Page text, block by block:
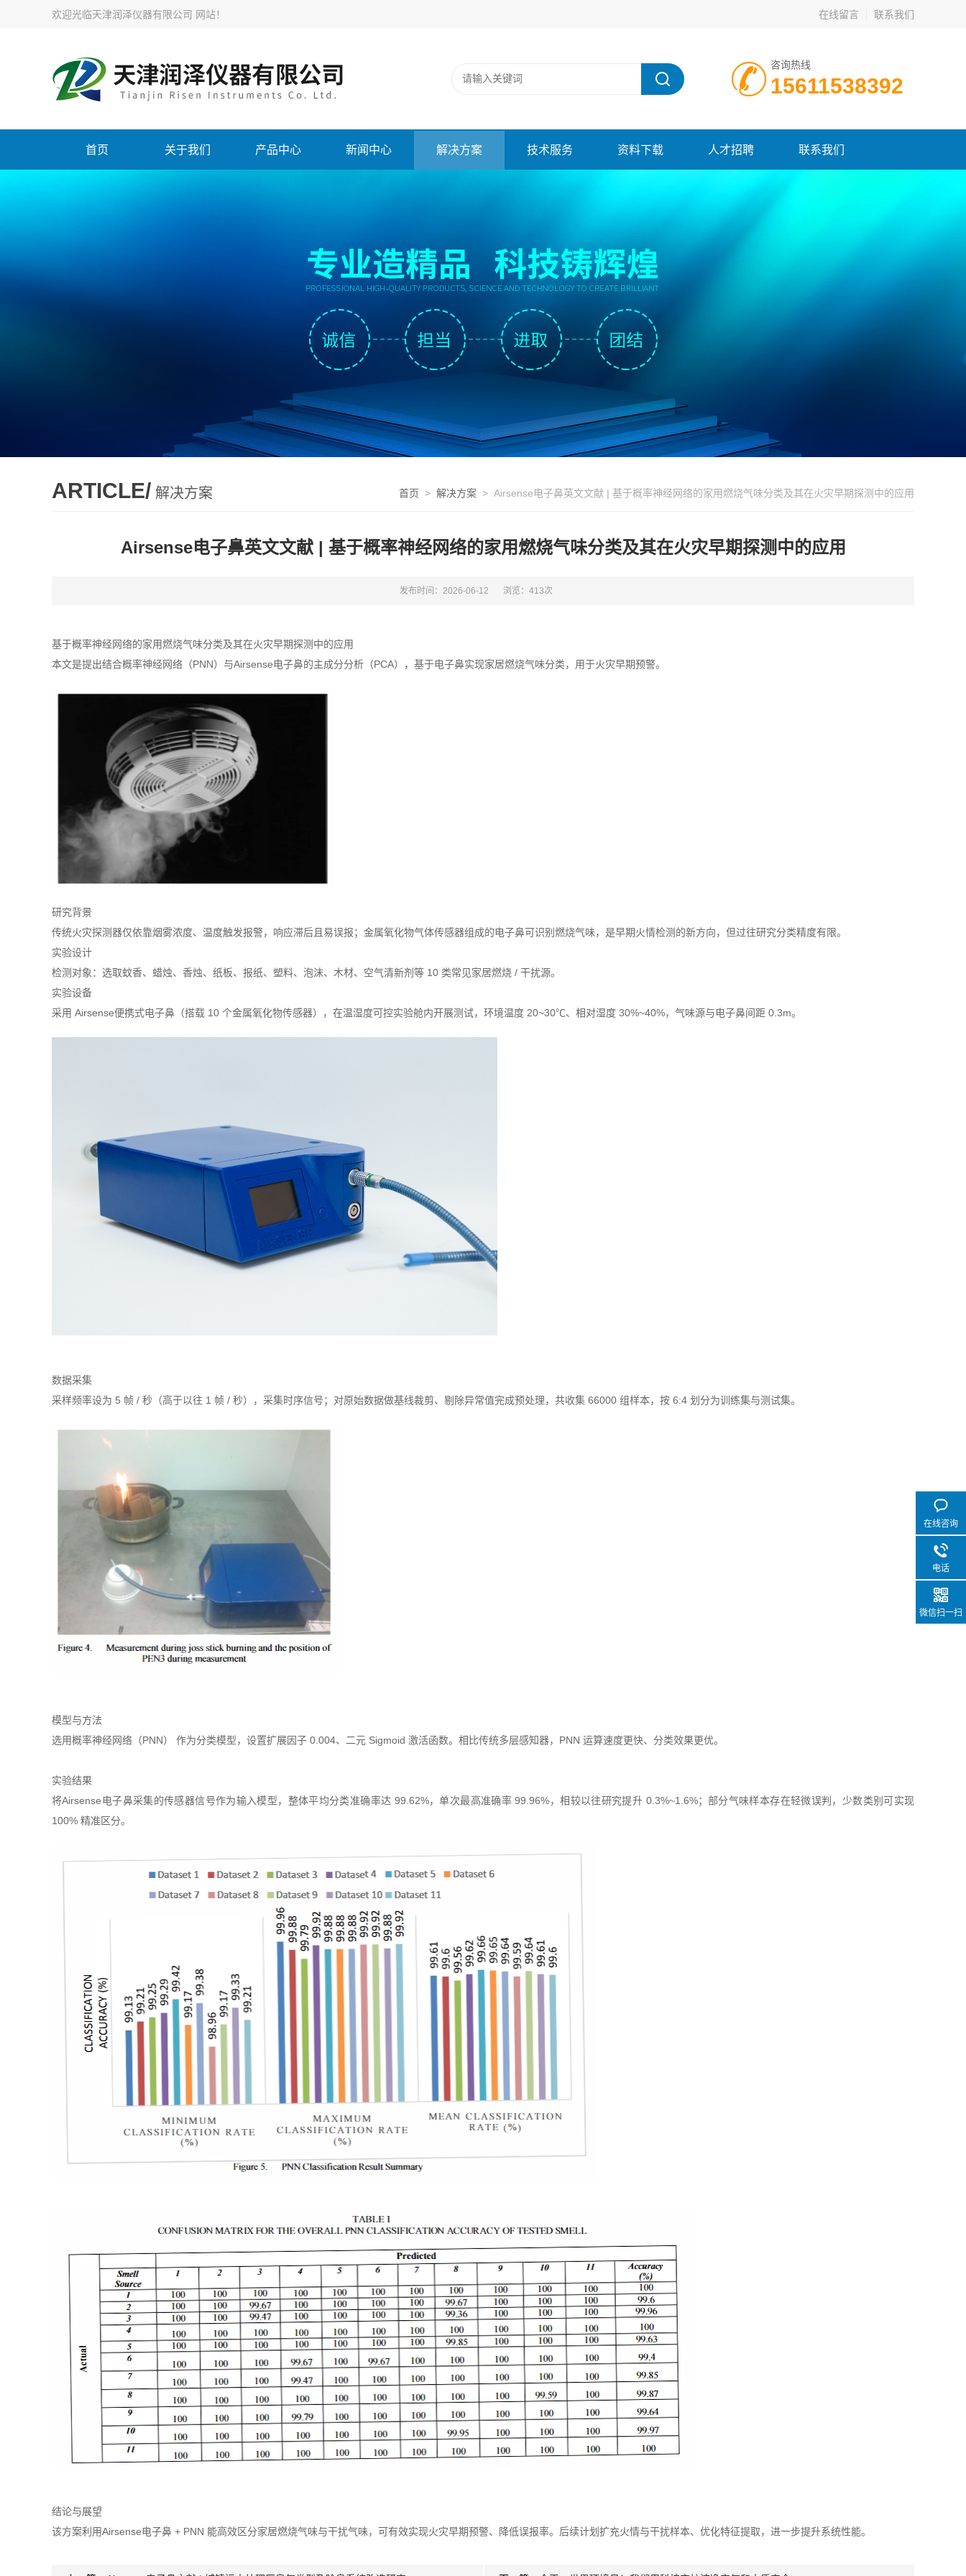
欢迎光临天津润泽仪器有限公司 网站！ 在线留言 联系我们
咨询热线
15611538392
首页 关于我们 产品中心 新闻中心 解决方案 技术服务 资料下载 人才招聘 联系我们
ARTICLE/ 解决方案 首页 > 解决方案 > Airsense电子鼻英文文献 | 基于概率神经网络的家用燃烧气味分类及其在火灾早期探测中的应用
Airsense电子鼻英文文献 | 基于概率神经网络的家用燃烧气味分类及其在火灾早期探测中的应用
发布时间：2026-06-12 浏览：413次
基于概率神经网络的家用燃烧气味分类及其在火灾早期探测中的应用
本文是提出结合概率神经网络（PNN）与Airsense电子鼻的主成分分析（PCA），基于电子鼻实现家居燃烧气味分类，用于火灾早期预警。
研究背景
传统火灾探测器仅依靠烟雾浓度、温度触发报警，响应滞后且易误报；金属氧化物气体传感器组成的电子鼻可识别燃烧气味，是早期火情检测的新方向，但过往研究分类精度有限。
实验设计
检测对象：选取蚊香、蜡烛、香烛、纸板、报纸、塑料、泡沫、木材、空气清新剂等 10 类常见家居燃烧 / 干扰源。
实验设备
采用 Airsense便携式电子鼻（搭载 10 个金属氧化物传感器），在温湿度可控实验舱内开展测试，环境温度 20~30℃、相对湿度 30%~40%，气味源与电子鼻间距 0.3m。
数据采集
采样频率设为 5 帧 / 秒（高于以往 1 帧 / 秒），采集时序信号；对原始数据做基线裁剪、剔除异常值完成预处理，共收集 66000 组样本，按 6:4 划分为训练集与测试集。
模型与方法
选用概率神经网络（PNN） 作为分类模型，设置扩展因子 0.004、二元 Sigmoid 激活函数。相比传统多层感知器，PNN 运算速度更快、分类效果更优。
实验结果
将Airsense电子鼻采集的传感器信号作为输入模型，整体平均分类准确率达 99.62%，单次最高准确率 99.96%，相较以往研究提升 0.3%~1.6%；部分气味样本存在轻微误判，少数类别可实现
100% 精准区分。
结论与展望
该方案利用Airsense电子鼻 + PNN 能高效区分家居燃烧气味与干扰气味，可有效实现火灾早期预警、降低误报率。后续计划扩充火情与干扰样本、优化特征提取，进一步提升系统性能。
在线咨询
电话
微信扫一扫